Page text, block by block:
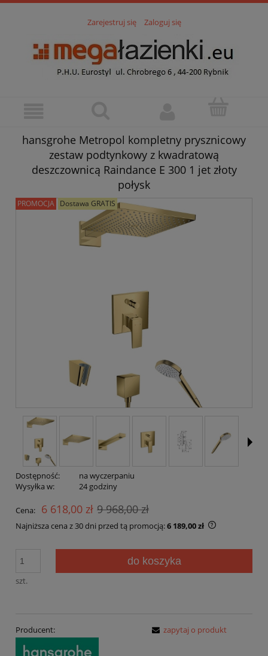
Zarejestruj się Zaloguj się
hansgrohe Metropol kompletny prysznicowy
zestaw podtynkowy z kwadratową
deszczownicą Raindance E 300 1 jet złoty
połysk
PROMOCJA Dostawa GRATIS
Dostępność:
na wyczerpaniu
Wysyłka w:
24 godziny
Cena: 6 618,00 zł 9 968,00 zł
Najniższa cena z 30 dni przed tą promocją:6 189,00 zł
30 dni,
sprzedaży.
szt.
do koszyka
Producent: zapytaj o produkt